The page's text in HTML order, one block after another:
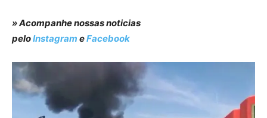
» Acompanhe nossas noticias
peloInstagram eFacebook